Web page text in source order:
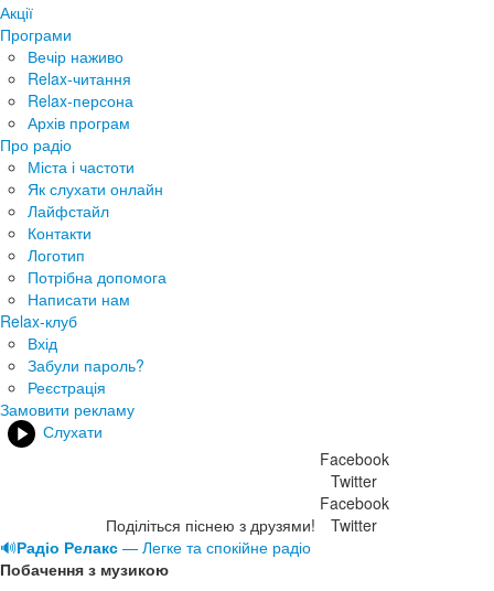
Акції
Програми
Вечір наживо
Relax-читання
Relax-персона
Архів програм
Про радіо
Міста і частоти
Як слухати онлайн
Лайфстайл
Контакти
Логотип
Потрібна допомога
Написати нам
Relax-клуб
Вхід
Забули пароль?
Реєстрація
Замовити рекламу
Слухати
Поділіться піснею з друзями!
Facebook
Twitter
Facebook
Twitter
🔊Радіо Релакс — Легке та спокійне радіо
Побачення з музикою